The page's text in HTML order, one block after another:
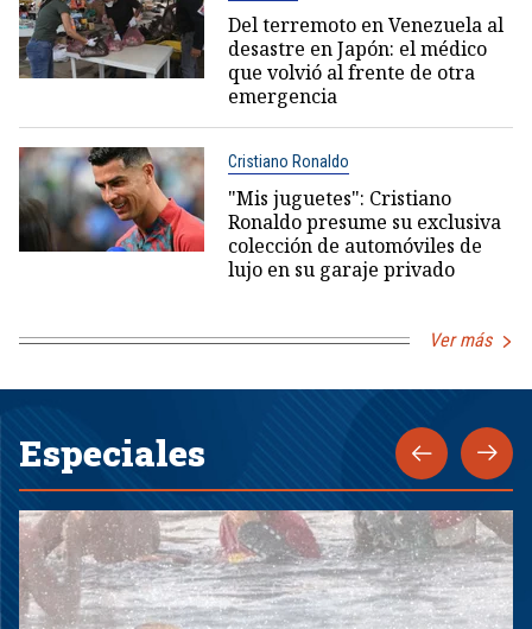
Del terremoto en Venezuela al
desastre en Japón: el médico
que volvió al frente de otra
emergencia
Cristiano Ronaldo
"Mis juguetes": Cristiano
Ronaldo presume su exclusiva
colección de automóviles de
lujo en su garaje privado
Ver más
Especiales